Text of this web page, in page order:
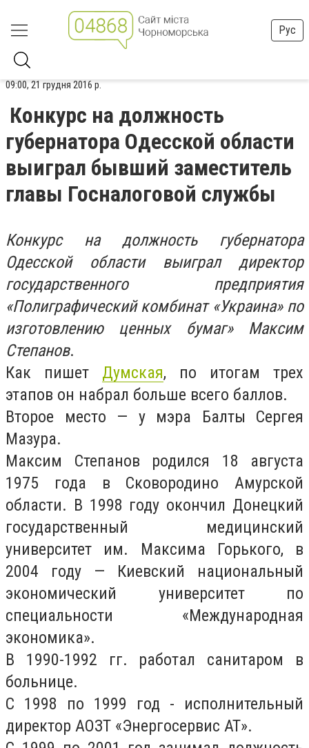
Рус
09:00, 21 грудня 2016 р.
Конкурс на должность
губернатора Одесской области
выиграл бывший заместитель
главы Госналоговой службы
Конкурс на должность губернатора
Одесской области выиграл директор
государственного предприятия
«Полиграфический комбинат «Украина» по
изготовлению ценных бумаг» Максим
Степанов.
Как пишет Думская, по итогам трех
этапов он набрал больше всего баллов.
Второе место — у мэра Балты Сергея
Мазура.
Максим Степанов родился 18 августа
1975 года в Сковородино Амурской
области. В 1998 году окончил Донецкий
государственный медицинский
университет им. Максима Горького, в
2004 году — Киевский национальный
экономический университет по
специальности «Международная
экономика».
В 1990-1992 гг. работал санитаром в
больнице.
С 1998 по 1999 год - исполнительный
директор АОЗТ «Энергосервис АТ».